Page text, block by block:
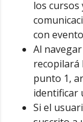
los cursos
con
Al
recopilará
punto 1,
identificar
Si el